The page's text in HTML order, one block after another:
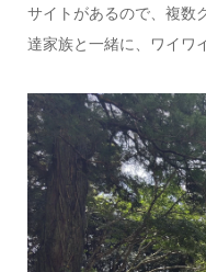
サイトがあるので、複数
達家族と一緒に、ワイワ